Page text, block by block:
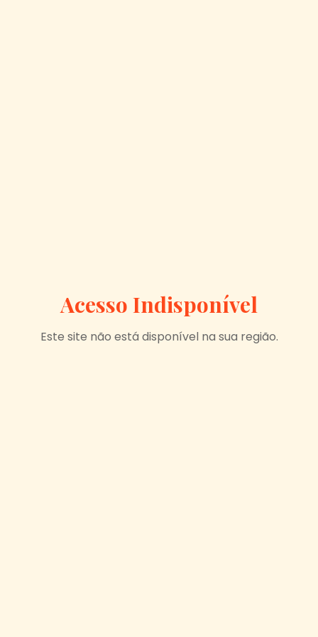
Acesso Indisponível
Este site não está disponível na sua região.